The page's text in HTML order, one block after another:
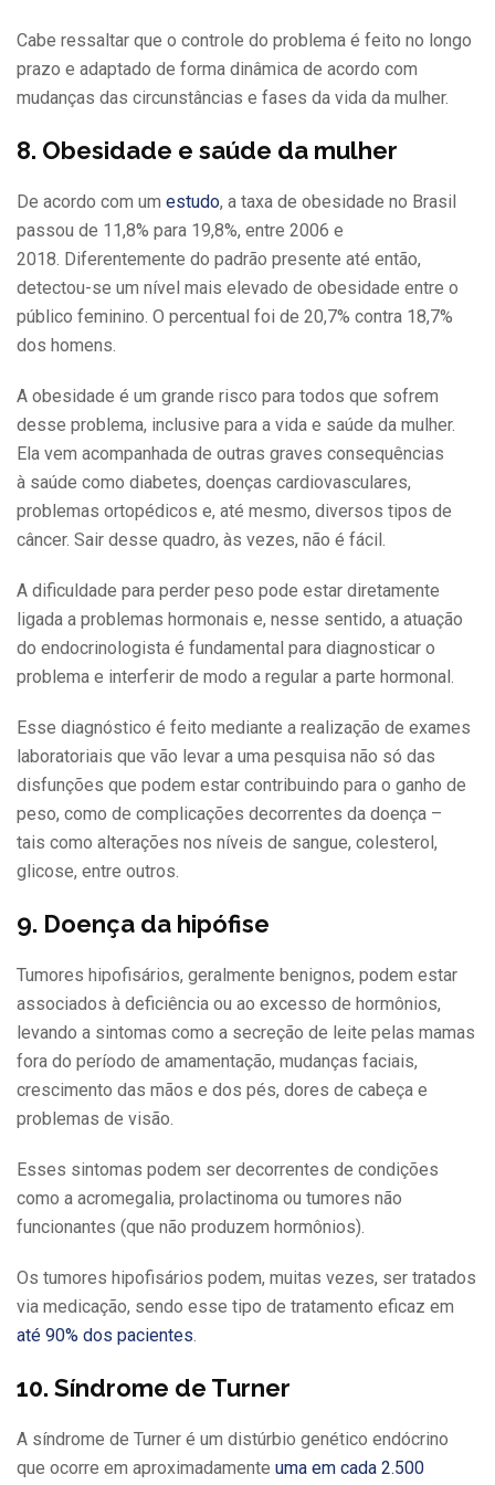
Cabe ressaltar que o controle do problema é feito no longo
prazo e adaptado de forma dinâmica de acordo com
mudanças das circunstâncias e fases da vida da mulher.
8. Obesidade e saúde da mulher
De acordo com um estudo, a taxa de obesidade no Brasil
passou de 11,8% para 19,8%, entre 2006 e
2018. Diferentemente do padrão presente até então,
detectou-se um nível mais elevado de obesidade entre o
público feminino. O percentual foi de 20,7% contra 18,7%
dos homens.
A obesidade é um grande risco para todos que sofrem
desse problema, inclusive para a vida e saúde da mulher.
Ela vem acompanhada de outras graves consequências
à saúde como diabetes, doenças cardiovasculares,
problemas ortopédicos e, até mesmo, diversos tipos de
câncer. Sair desse quadro, às vezes, não é fácil.
A dificuldade para perder peso pode estar diretamente
ligada a problemas hormonais e, nesse sentido, a atuação
do endocrinologista é fundamental para diagnosticar o
problema e interferir de modo a regular a parte hormonal.
Esse diagnóstico é feito mediante a realização de exames
laboratoriais que vão levar a uma pesquisa não só das
disfunções que podem estar contribuindo para o ganho de
peso, como de complicações decorrentes da doença –
tais como alterações nos níveis de sangue, colesterol,
glicose, entre outros.
9. Doença da hipófise
Tumores hipofisários, geralmente benignos, podem estar
associados à deficiência ou ao excesso de hormônios,
levando a sintomas como a secreção de leite pelas mamas
fora do período de amamentação, mudanças faciais,
crescimento das mãos e dos pés, dores de cabeça e
problemas de visão.
Esses sintomas podem ser decorrentes de condições
como a acromegalia, prolactinoma ou tumores não
funcionantes (que não produzem hormônios).
Os tumores hipofisários podem, muitas vezes, ser tratados
via medicação, sendo esse tipo de tratamento eficaz em
até 90% dos pacientes
10. Síndrome de Turner
A síndrome de Turner é um distúrbio genético endócrino
que ocorre em aproximadamente uma em cada 2.500